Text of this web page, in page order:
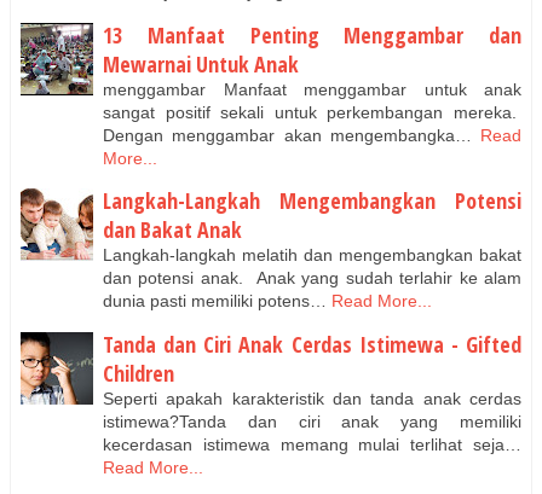
13 Manfaat Penting Menggambar dan
Mewarnai Untuk Anak
menggambar Manfaat menggambar untuk anak
sangat positif sekali untuk perkembangan mereka.
Dengan menggambar akan mengembangka…
Read
More...
Langkah-Langkah Mengembangkan Potensi
dan Bakat Anak
Langkah-langkah melatih dan mengembangkan bakat
dan potensi anak. Anak yang sudah terlahir ke alam
dunia pasti memiliki potens… Read More...
Tanda dan Ciri Anak Cerdas Istimewa - Gifted
Children
Seperti apakah karakteristik dan tanda anak cerdas
istimewa?Tanda dan ciri anak yang memiliki
kecerdasan istimewa memang mulai terlihat seja…
Read More...